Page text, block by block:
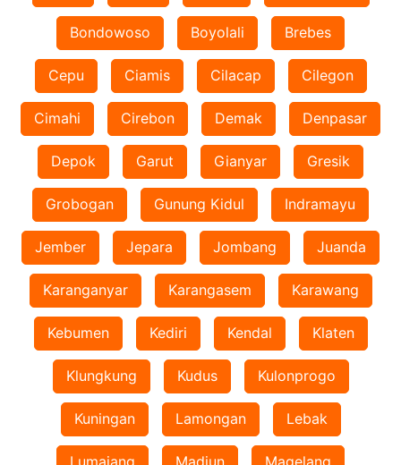
Bondowoso Boyolali Brebes
Cepu Ciamis Cilacap Cilegon
Cimahi Cirebon Demak Denpasar
Depok Garut Gianyar Gresik
Grobogan Gunung Kidul Indramayu
Jember Jepara Jombang Juanda
Karanganyar Karangasem Karawang
Kebumen Kediri Kendal Klaten
Klungkung Kudus Kulonprogo
Kuningan Lamongan Lebak